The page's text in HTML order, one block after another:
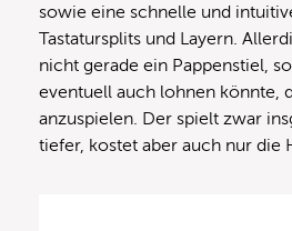
sowie eine schnelle und
Tastatursplits und Layern.
nicht gerade ein Pappenstiel,
eventuell auch lohnen könnte,
anzuspielen. Der spielt zwar
tiefer, kostet aber auch nur die